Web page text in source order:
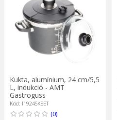
Kukta, alumínium, 24 cm/5,5
L, indukció - AMT
Gastroguss
Kód: I1924SKSET
(0)